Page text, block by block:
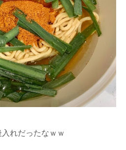
れだったなｗｗ